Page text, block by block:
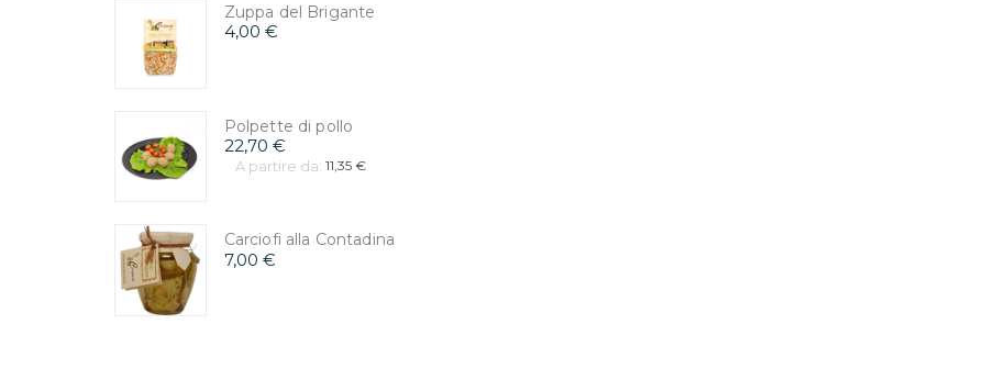
Zuppa del Brigante
4,00 €
Polpette di pollo
22,70 €
A partire da: 11,35 €
Carciofi alla Contadina
7,00 €